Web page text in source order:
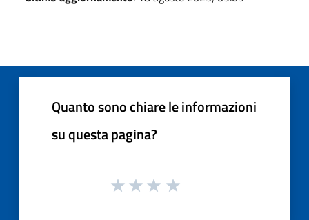
Quanto sono chiare le informazioni
su questa pagina?